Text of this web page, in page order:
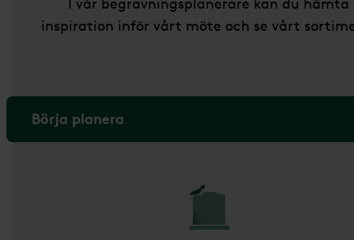
inspiration inför vårt möte och se vårt
Börja planera